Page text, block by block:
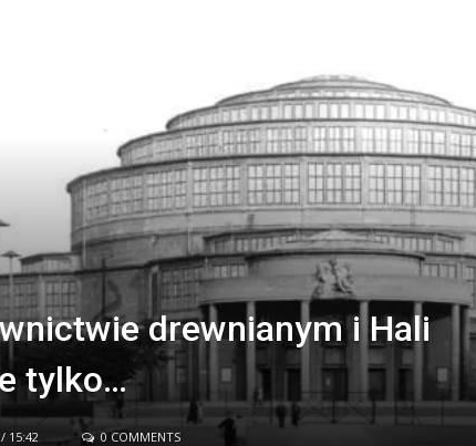
drewnianym i Hali
tylko…
15:42 0 COMMENTS